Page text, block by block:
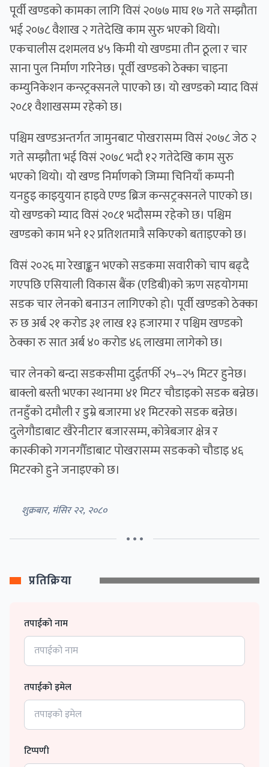
पूर्वी खण्डको कामका लागि विसं २०७७ माघ १७ गते सम्झौता
भई २०७८ वैशाख २ गतेदेखि काम सुरु भएको थियो।
एकचालीस दशमलव ४५ किमी यो खण्डमा तीन ठूला र चार
साना पुल निर्माण गरिनेछ। पूर्वी खण्डको ठेक्का चाइना
कम्युनिकेशन कन्स्ट्रक्सनले पाएको छ। यो खण्डको म्याद विसं
२०८१ वैशाखसम्म रहेको छ।
पश्चिम खण्डअन्तर्गत जामुनबाट पोखरासम्म विसं २०७८ जेठ २
गते सम्झौता भई विसं २०७८ भदौ १२ गतेदेखि काम सुरु
भएको थियो। यो खण्ड निर्माणको जिम्मा चिनियाँ कम्पनी
यनहुइ काइयुयान हाइवे एण्ड ब्रिज कन्सट्रक्सनले पाएको छ।
यो खण्डको म्याद विसं २०८१ भदौसम्म रहेको छ। पश्चिम
खण्डको काम भने १२ प्रतिशतमात्रै सकिएको बताइएको छ।
विसं २०२६ मा रेखाङ्कन भएको सडकमा सवारीको चाप बढ्दै
गएपछि एसियाली विकास बैंक (एडिबी)को ऋण सहयोगमा
सडक चार लेनको बनाउन लागिएको हो। पूर्वी खण्डको ठेक्का
रु छ अर्ब २१ करोड ३१ लाख १३ हजारमा र पश्चिम खण्डको
ठेक्का रु सात अर्ब ४० करोड ४६ लाखमा लागेको छ।
चार लेनको बन्दा सडकसीमा दुईतर्फी २५–२५ मिटर हुनेछ।
बाक्लो बस्ती भएका स्थानमा ४१ मिटर चौडाइको सडक बन्नेछ।
तनहुँको दमौली र डुम्रे बजारमा ४१ मिटरको सडक बन्नेछ।
दुलेगौडाबाट खैरेनीटार बजारसम्म, कोत्रेबजार क्षेत्र र
कास्कीको गगनगौँडाबाट पोखरासम्म सडकको चौडाइ ४६
मिटरको हुने जनाइएको छ।
शुक्रबार, मंसिर २२, २०८०
• • •
प्रतिक्रिया
तपाईको नाम
तपाईको इमेल
टिप्पणी